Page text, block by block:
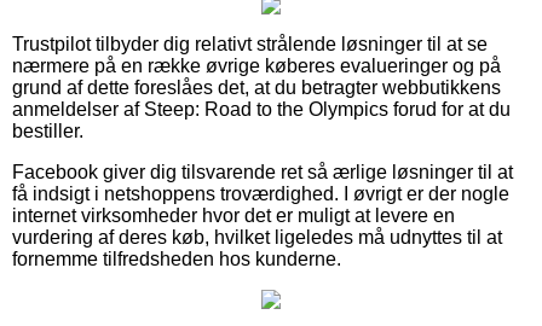
Trustpilot tilbyder dig relativt strålende løsninger til at se
nærmere på en række øvrige køberes evalueringer og på
grund af dette foreslåes det, at du betragter webbutikkens
anmeldelser af Steep: Road to the Olympics forud for at du
bestiller.
Facebook giver dig tilsvarende ret så ærlige løsninger til at
få indsigt i netshoppens troværdighed. I øvrigt er der nogle
internet virksomheder hvor det er muligt at levere en
vurdering af deres køb, hvilket ligeledes må udnyttes til at
fornemme tilfredsheden hos kunderne.